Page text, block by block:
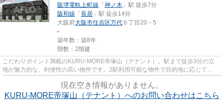
阪堺電軌上町線 「神ノ木 」駅 徒歩7分
阪和線 「長居 」駅 徒歩14分
大阪府大阪市住吉区万代 ６丁目20－5
-
築年数：築8年
階数：2階建
こだわりポイント満載のKURU-MORE帝塚山（テナント）。駅まで徒歩3分の立
地が魅力的な、利便性の高い物件です。2駅利用可能な物件で目的地に応じて路
線を選ぶことができます。こちらの...
現在空き情報がありません。
KURU-MORE帝塚山（テナント）へのお問い合わせはこちら